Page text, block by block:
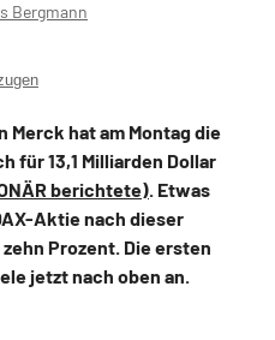
Bergmann
Merck hat am Montag die
für 13,1 Milliarden Dollar
berichtete). Etwas
Aktie nach dieser
Prozent. Die ersten
jetzt nach oben an.